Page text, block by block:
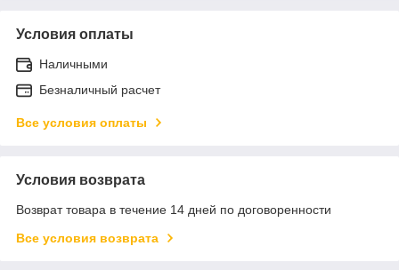
Условия оплаты
Наличными
Безналичный расчет
Все условия оплаты
Условия возврата
Возврат товара в течение 14 дней по договоренности
Все условия возврата